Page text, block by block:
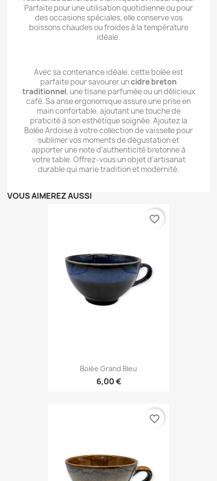
Parfaite pour une utilisation quotidienne ou pour
des occasions spéciales, elle conserve vos
boissons chaudes ou froides à la température
idéale.
Avec sa contenance idéale, cette bolée est
parfaite pour savourer uncidre breton
traditionnel, une tisane parfumée ou un délicieux
café. Sa anse ergonomique assure une prise en
main confortable, ajoutant une touche de
praticité à son esthétique soignée. Ajoutez la
Bolée Ardoise à votre collection de vaisselle pour
sublimer vos moments de dégustation et
apporter une note d’authenticité bretonne à
votre table. Offrez-vous un objet d’artisanat
durable qui marie tradition et modernité.
VOUS AIMEREZ AUSSI
Bolée Grand Bleu
6,00 €
favorite_border
favorite_border